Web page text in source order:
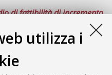
utilizza i
di fattibilità di incremento
[Laurea], Università
meccanica [L-
riservato.
comparativo tra un